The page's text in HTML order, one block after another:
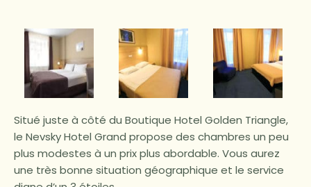
Situé juste à côté du Boutique Hotel Golden Triangle,
le Nevsky Hotel Grand propose des chambres un peu
plus modestes à un prix plus abordable. Vous aurez
une très bonne situation géographique et le service